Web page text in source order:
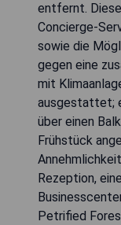
entfernt.
Concierge-
sowie die
gegen eine
mit
ausgestattet;
über einen
Frühstück
Rezeption,
Petrified